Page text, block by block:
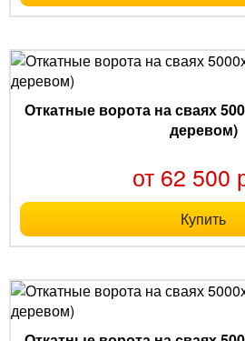
Откатные ворота на сваях
деревом)
от 62 500
Купить